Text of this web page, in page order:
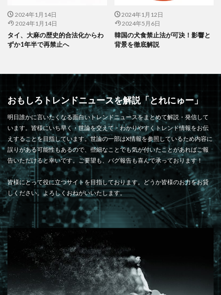
2024年1月14日
2024年1月14日
タイ、大麻の歴史的合法化からわ
ずか1年半で再禁止へ
2024年1月12日
2024年5月6日
韓国の犬食禁止法が可決！影響と
背景を徹底解説
おもしろトレンドニュースを解説「とれにゅー」
明日誰かに言いたくなる面白いトレンドニュースをまとめて解説・発信して
います。皆様にいち早く・世論を交えて・わかりやすくトレンド情報をお伝
えすることを目指しています。世論の一部はX情報を参照しているため内容に
誤りがある可能性もあるので、些細なことでも気が付いたことがあればご報
告いただけると幸いです。ご要望も、バグ報告も喜んで承っております！
皆様にとって役に立つサイトを目指しております。どうか皆様のお力をお貸
しください。よろしくおねがいいたします。